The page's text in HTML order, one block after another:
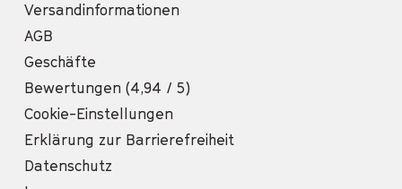
Versandinformationen
AGB
Geschäfte
Bewertungen (4,94 / 5)
Cookie-Einstellungen
Erklärung zur Barrierefreiheit
Datenschutz